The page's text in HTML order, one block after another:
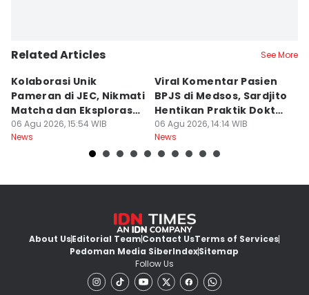
Related Articles See More
Kolaborasi Unik
Pameran di JEC, Nikmati
Matcha dan Eksplorasi
Furnitur
06 Agu 2026, 15:54 WIB
News
Viral Komentar Pasien
BPJS di Medsos, Sardjito
Hentikan Praktik Dokter
PPDS
06 Agu 2026, 14:14 WIB
News
About UsEditorial TeamContact UsTerms of Services
Pedoman Media SiberIndexSitemap
Follow Us